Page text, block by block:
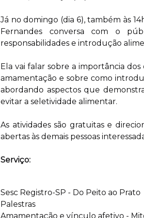
Já no domingo (dia 6), também às
Fernandes conversa com o
responsabilidades e introdução
Ela vai falar sobre a importância
amamentação e sobre como
abordando aspectos que
evitar a seletividade alimentar.
As atividades são gratuitas e
abertas às demais pessoas
Serviço:
Sesc Registro-SP - Do Peito ao Prato
Palestras
Amamentação e vínculo afetivo -